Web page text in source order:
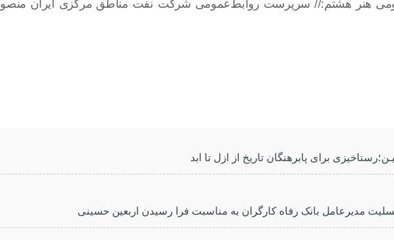
هنر هشتم:// سرپرست روابط‌عمومی شرکت نفت مناطق مرکزی ایران
برای پابرهنگان تاریخ از ازل تا ابد
مدیرعامل بانک رفاه کارگران به مناسبت فرا رسیدن اربعین حسینی